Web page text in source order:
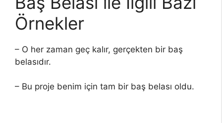
Örnekler
– O her zaman geç kalır, gerçekten bir baş
belasıdır.
– Bu proje benim için tam bir baş belası oldu.